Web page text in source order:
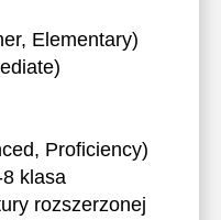
Elementary)
Proficiency)
8 klasa
rozszerzonej